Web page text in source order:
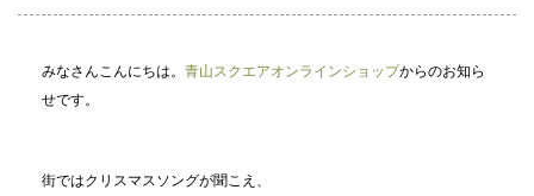
みなさんこんにちは。 青山スクエアオンラインショップからのお知ら
せです。
街ではクリスマスソングが聞こえ、